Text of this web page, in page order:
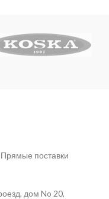
поставки
дом No 20,